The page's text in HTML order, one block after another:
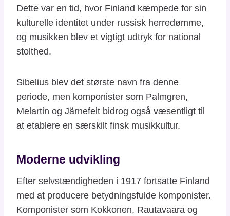
Dette var en tid, hvor Finland kæmpede for sin
kulturelle identitet under russisk herredømme,
og musikken blev et vigtigt udtryk for national
stolthed.
Sibelius blev det største navn fra denne
periode, men komponister som Palmgren,
Melartin og Järnefelt bidrog også væsentligt til
at etablere en særskilt finsk musikkultur.
Moderne udvikling
Efter selvstændigheden i 1917 fortsatte Finland
med at producere betydningsfulde komponister.
Komponister som Kokkonen, Rautavaara og